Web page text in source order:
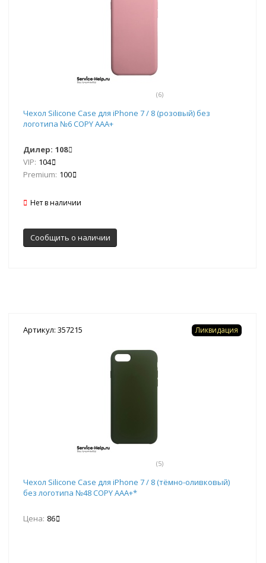
(6)
Чехол Silicone Case для iPhone 7 / 8 (розовый) без
логотипа №6 COPY AAA+
Дилер: 108
VIP: 104
Premium: 100
Нет в наличии
Сообщить о наличии
Артикул: 357215
(5)
Ликвидация
Чехол Silicone Case для iPhone 7 / 8 (тёмно-оливковый)
без логотипа №48 COPY AAA+*
Цена: 86